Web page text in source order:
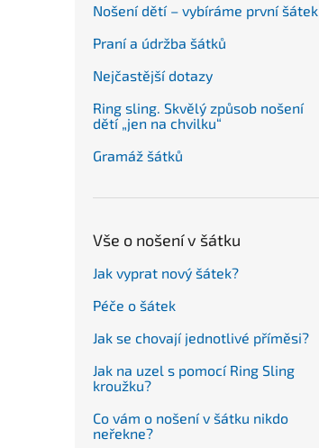
Nošení dětí – vybíráme první šátek
Praní a údržba šátků
Nejčastější dotazy
Ring sling. Skvělý způsob nošení
dětí „jen na chvilku“
Gramáž šátků
Vše o nošení v šátku
Jak vyprat nový šátek?
Péče o šátek
Jak se chovají jednotlivé příměsi?
Jak na uzel s pomocí Ring Sling
kroužku?
Co vám o nošení v šátku nikdo
neřekne?